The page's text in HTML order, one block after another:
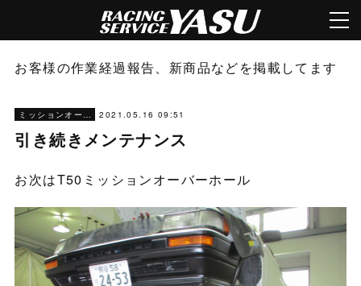
お客様の作業経過報告、新商品などを掲載してます
ミッションオーバーホール 2021.05.16 09:51
引き続きメンテナンス
お次はT50ミッションオーバーホール